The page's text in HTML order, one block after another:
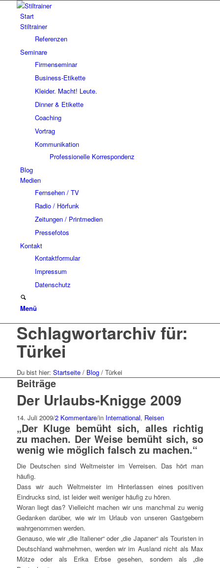
Start
Stiltrainer
Referenzen
Seminare
Firmenseminar
Business-Etikette
Kleider. Macht! Leute.
Dinner & Etikette
Coaching
Vortrag
Kommunikation
Professionelle Korrespondenz
Blog
Medien
Fernsehen / TV
Radio / Hörfunk
Zeitungen / Printmedien
Pressefotos
Kontakt
Kontaktformular
Impressum
Datenschutz
Menü
Schlagwortarchiv für:
Türkei
Du bist hier: Startseite / Blog / Türkei
Beiträge
Der Urlaubs-Knigge 2009
14. Juli 2009/2 Kommentare/in International, Reisen
„Der Kluge bemüht sich, alles richtig
zu machen. Der Weise bemüht sich, so
wenig wie möglich falsch zu machen.“
Die Deutschen sind Weltmeister im Verreisen. Das hört man
häufig.
Dass wir auch Weltmeister im Hinterlassen eines positiven
Eindrucks sind, ist leider weit weniger häufig zu hören.
Woran liegt das? Vielleicht machen wir uns manchmal zu wenig
Gedanken darüber, wie wir im Urlaub von unseren Gastgebern
wahrgenommen werden.
Genauso, wie wir „die Italiener“ oder „die Japaner“ als Touristen in
Deutschland wahrnehmen, werden wir im Ausland nicht als Max
Mütze oder als Erika Erbse gesehen, sondern als „die